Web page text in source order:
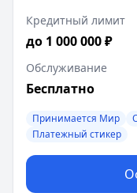
Кредитный лимит
до 1 000 000 ₽
Обслуживание
Бесплатно
Принимается Мир
Платежный стикер